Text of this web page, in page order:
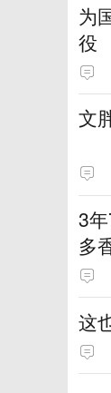
为
役
文
3
多
这